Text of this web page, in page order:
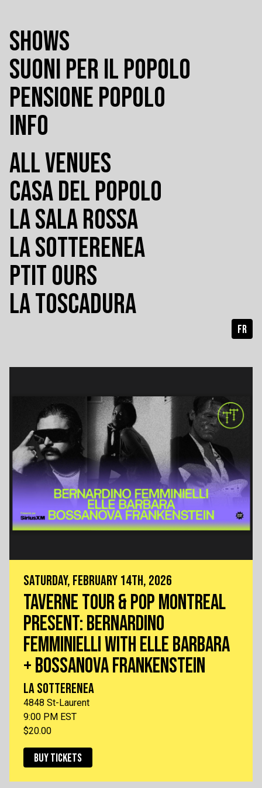
SHOWS
SUONI PER IL POPOLO
PENSIONE POPOLO
INFO
ALL VENUES
CASA DEL POPOLO
LA SALA ROSSA
LA SOTTERENEA
PTIT OURS
LA TOSCADURA
FR
SATURDAY, FEBRUARY 14TH, 2026
TAVERNE TOUR & POP MONTREAL
PRESENT: BERNARDINO
FEMMINIELLI WITH ELLE BARBARA
+ BOSSANOVA FRANKENSTEIN
LA SOTTERENEA
4848 St-Laurent
9:00 PM EST
$20.00
BUY TICKETS